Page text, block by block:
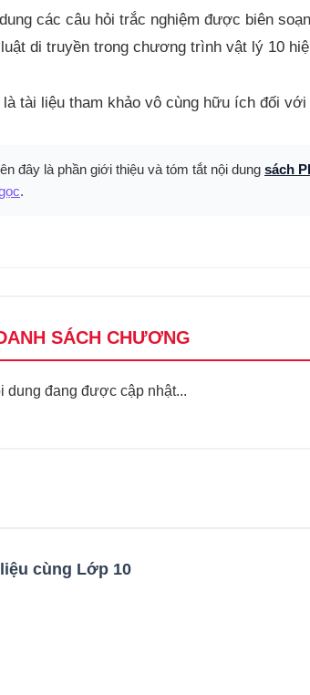
các câu hỏi trắc nghiệm được biên
di truyền trong chương trình vật lý 10
tài liệu tham khảo vô cùng hữu ích đối với
đây là phần giới thiệu và tóm tắt nội dung sách
.
SÁCH CHƯƠNG
dung đang được cập nhật...
cùng Lớp 10